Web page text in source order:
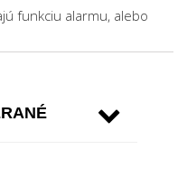
funkciu alarmu, alebo